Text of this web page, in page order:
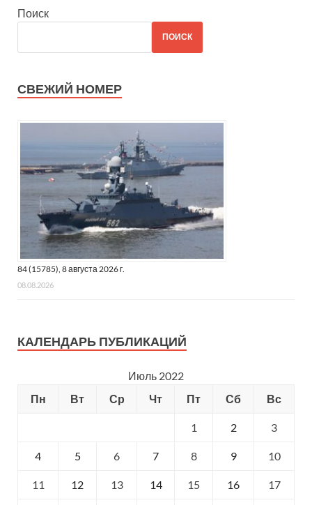
Поиск
ПОИСК
СВЕЖИЙ НОМЕР
84 (15785), 8 августа 2026 г.
08.08.2026
КАЛЕНДАРЬ ПУБЛИКАЦИЙ
Июль 2022
Пн
Вт Ср Чт Пт Сб Вс
1 2 3
4 5 6 7 8 9 10
11 12 13 14 15 16 17